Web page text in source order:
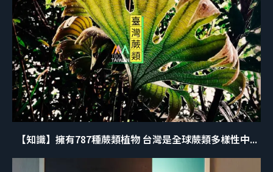
【知識】擁有787種蕨類植物 台灣是全球蕨類多樣性中...